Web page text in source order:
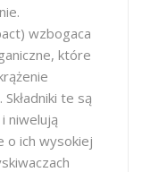
wzbogaca
które
te są
niwelują
o ich wysokiej